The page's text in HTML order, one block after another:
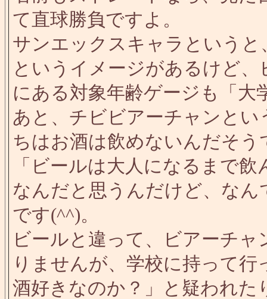
て直球勝負ですよ。
サンエックスキャラという
というイメージがあるけど
にある対象年齢ゲージも「大
あと、チビビアーチャンと
ちはお酒は飲めないんだそう
「ビールは大人になるまで
なんだと思うんだけど、な
です(^^)。
ビールと違って、ビアーチ
りませんが、学校に持って
酒好きなのか？」と疑われた